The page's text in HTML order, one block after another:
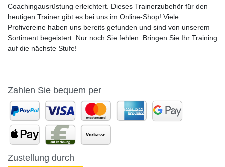
Coachingausrüstung erleichtert. Dieses Trainerzubehör für den
heutigen Trainer gibt es bei uns im Online-Shop! Viele
Profivereine haben uns bereits gefunden und sind von unserem
Sortiment begeistert. Nur noch Sie fehlen. Bringen Sie Ihr Training
auf die nächste Stufe!
Zahlen Sie bequem per
Zustellung durch